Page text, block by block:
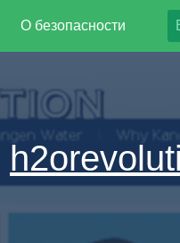
О безопасности